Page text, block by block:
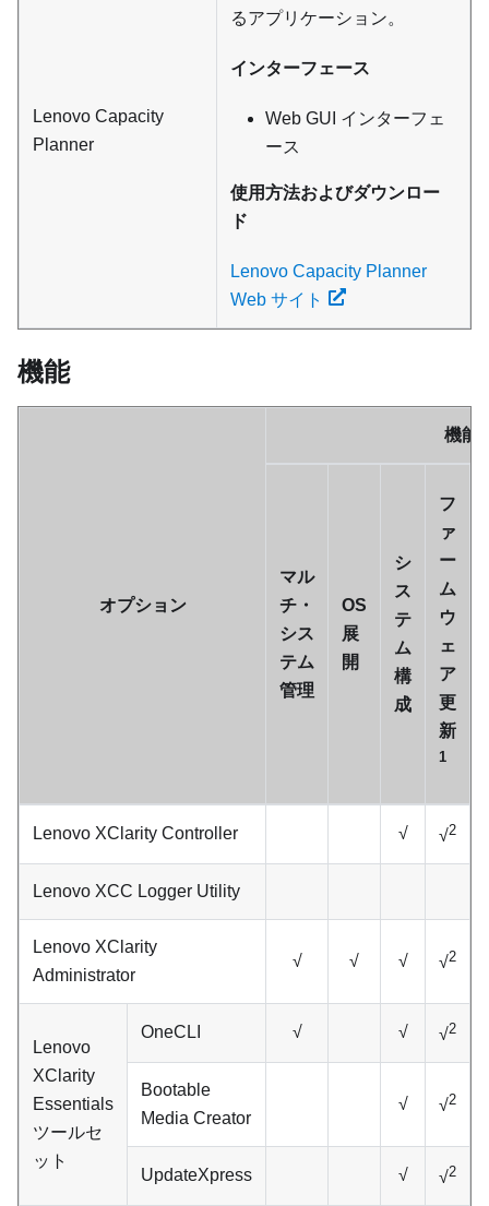
Lenovo Capacity
Planner
るアプリケーション。
インターフェース
Web GUI インターフェ
ース
使用方法およびダウンロー
ド
Lenovo Capacity Planner
Web サイト
機能
オプション
機能
マル
チ・
シス
テム
管理
OS
展
開
シ
ス
テ
ム
構
成
フ
ァ
ー
ム
ウ
ェ
ア
更
新
1
Lenovo XClarity Controller √ √2
Lenovo XCC Logger Utility
Lenovo XClarity
Administrator
√ √ √ √2
Lenovo
XClarity
Essentials
ツールセ
ット
OneCLI √ √ √2
Bootable
Media Creator
√ √2
UpdateXpress √ √2